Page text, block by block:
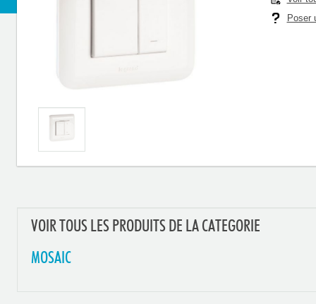
Poser
VOIR TOUS LES PRODUITS DE LA CATEGORIE
MOSAIC